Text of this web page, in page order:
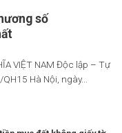
số
VIỆT NAM Độc lập – Tự
Hà Nội, ngày...